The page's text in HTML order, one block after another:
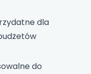
dla
do